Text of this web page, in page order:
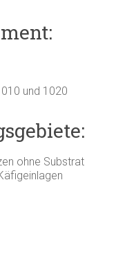
und 1020
ohne Substrat